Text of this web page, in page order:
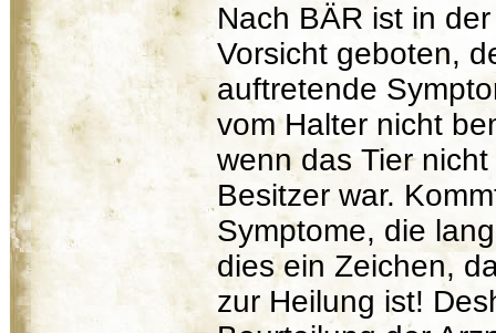
Nach BÄR ist in
Vorsicht geboten,
auftretende
vom Halter nicht
wenn das Tier
Besitzer war.
Symptome, die
dies ein Zeichen,
zur Heilung ist!